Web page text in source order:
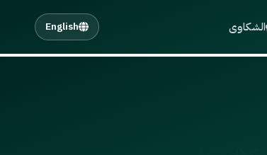
الشكاوى English